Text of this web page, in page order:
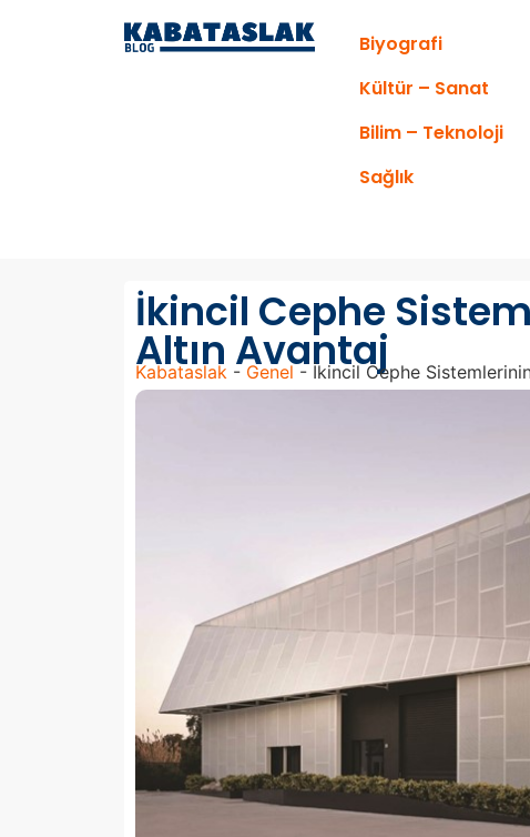
Biyografi
Kültür – Sanat
Bilim – Teknoloji
Sağlık
İkincil Cephe
Altın Avantaj
Kabataslak - Genel - İkincil Cephe